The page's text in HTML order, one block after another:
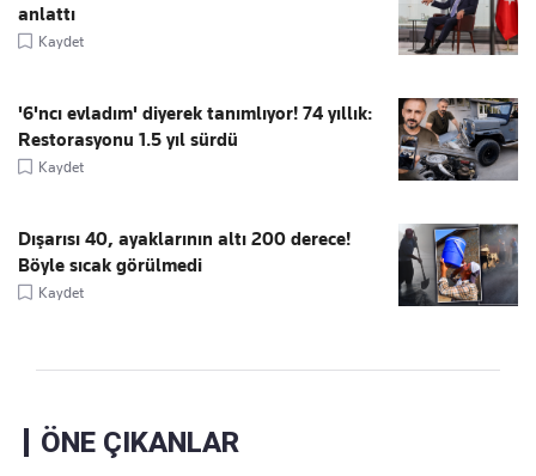
anlattı
Kaydet
'6'ncı evladım' diyerek tanımlıyor! 74 yıllık:
Restorasyonu 1.5 yıl sürdü
Kaydet
Dışarısı 40, ayaklarının altı 200 derece!
Böyle sıcak görülmedi
Kaydet
ÖNE ÇIKANLAR